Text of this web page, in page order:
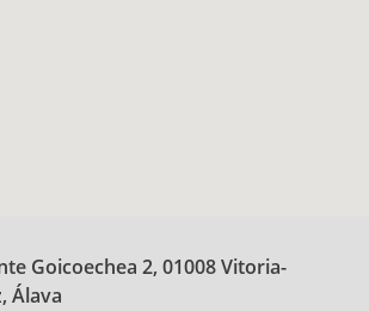
Goicoechea 2, 01008 Vitoria-
Álava